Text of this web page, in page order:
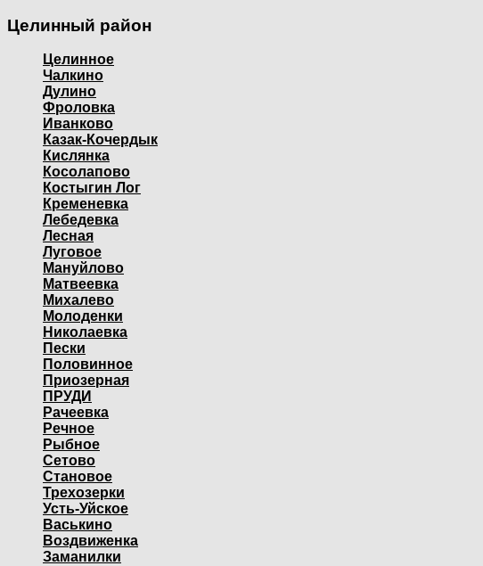
Целинный район
Целинное
Чалкино
Дулино
Фроловка
Иванково
Казак-Кочердык
Кислянка
Косолапово
Костыгин Лог
Кременевка
Лебедевка
Лесная
Луговое
Мануйлово
Матвеевка
Михалево
Молоденки
Николаевка
Пески
Половинное
Приозерная
ПРУДИ
Рачеевка
Речное
Рыбное
Сетово
Становое
Трехозерки
Усть-Уйское
Васькино
Воздвиженка
Заманилки